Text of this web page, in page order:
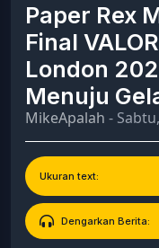
Paper Rex
Final
London
Menuju
MikeApalah -
Ukuran text:
Dengarkan Berita: